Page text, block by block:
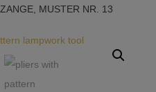
MUSTER NR. 13